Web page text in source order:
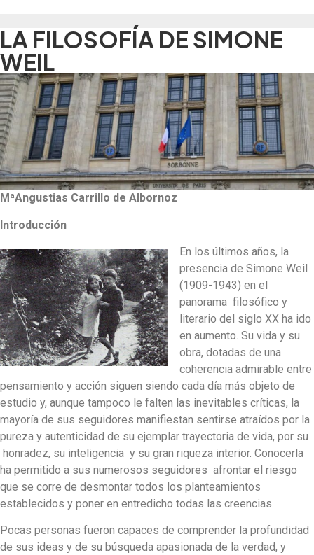
LA FILOSOFÍA DE SIMONE
WEIL
MªAngustias Carrillo de Albornoz
Introducción
En los últimos años, la
presencia de Simone Weil
(1909-1943) en el
panorama filosófico y
literario del siglo XX ha ido
en aumento. Su vida y su
obra, dotadas de una
coherencia admirable entre
pensamiento y acción siguen siendo cada día más objeto de
estudio y, aunque tampoco le falten las inevitables críticas, la
mayoría de sus seguidores manifiestan sentirse atraídos por la
pureza y autenticidad de su ejemplar trayectoria de vida, por su
honradez, su inteligencia y su gran riqueza interior. Conocerla
ha permitido a sus numerosos seguidores afrontar el riesgo
que se corre de desmontar todos los planteamientos
establecidos y poner en entredicho todas las creencias.
Pocas personas fueron capaces de comprender la profundidad
de sus ideas y de su búsqueda apasionada de la verdad, y